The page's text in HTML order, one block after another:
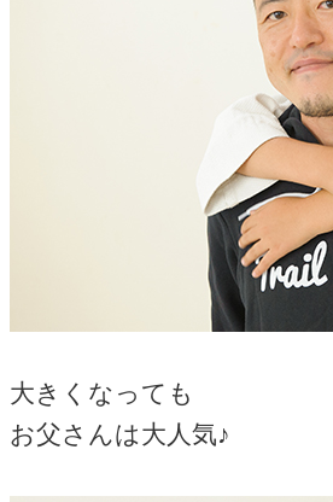
大きくなっても
お父さんは大人気♪